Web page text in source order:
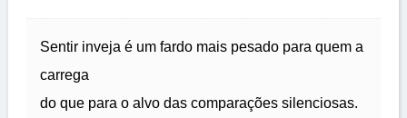
Sentir inveja é um fardo mais pesado para quem a
carrega
do que para o alvo das comparações silenciosas.